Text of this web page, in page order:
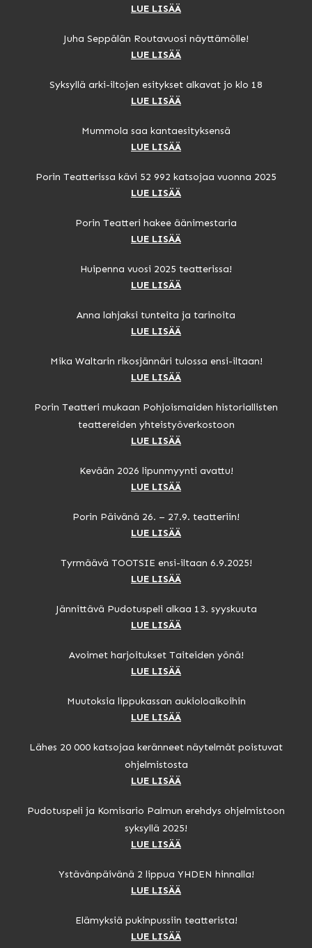
LUE LISÄÄ
Juha Seppälän Routavuosi näyttämölle!
LUE LISÄÄ
Syksyllä arki-iltojen esitykset alkavat jo klo 18
LUE LISÄÄ
Mummola saa kantaesityksensä
LUE LISÄÄ
Porin Teatterissa kävi 52 992 katsojaa vuonna 2025
LUE LISÄÄ
Porin Teatteri hakee äänimestaria
LUE LISÄÄ
Huipenna vuosi 2025 teatterissa!
LUE LISÄÄ
Anna lahjaksi tunteita ja tarinoita
LUE LISÄÄ
Mika Waltarin rikosjännäri tulossa ensi-iltaan!
LUE LISÄÄ
Porin Teatteri mukaan Pohjoismaiden historiallisten
teattereiden yhteistyöverkostoon
LUE LISÄÄ
Kevään 2026 lipunmyynti avattu!
LUE LISÄÄ
Porin Päivänä 26. – 27.9. teatteriin!
LUE LISÄÄ
Tyrmäävä TOOTSIE ensi-iltaan 6.9.2025!
LUE LISÄÄ
Jännittävä Pudotuspeli alkaa 13. syyskuuta
LUE LISÄÄ
Avoimet harjoitukset Taiteiden yönä!
LUE LISÄÄ
Muutoksia lippukassan aukioloaikoihin
LUE LISÄÄ
Lähes 20 000 katsojaa keränneet näytelmät poistuvat
ohjelmistosta
LUE LISÄÄ
Pudotuspeli ja Komisario Palmun erehdys ohjelmistoon
syksyllä 2025!
LUE LISÄÄ
Ystävänpäivänä 2 lippua YHDEN hinnalla!
LUE LISÄÄ
Elämyksiä pukinpussiin teatterista!
LUE LISÄÄ